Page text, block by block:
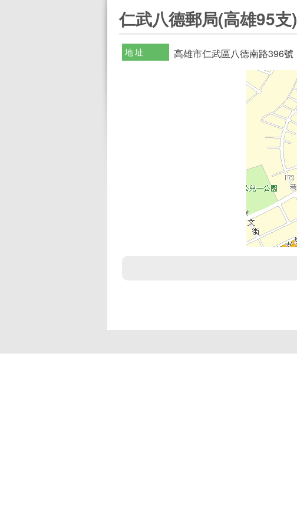
仁武八德郵局(高雄95支)
地址 高雄市仁武區八德南路396號